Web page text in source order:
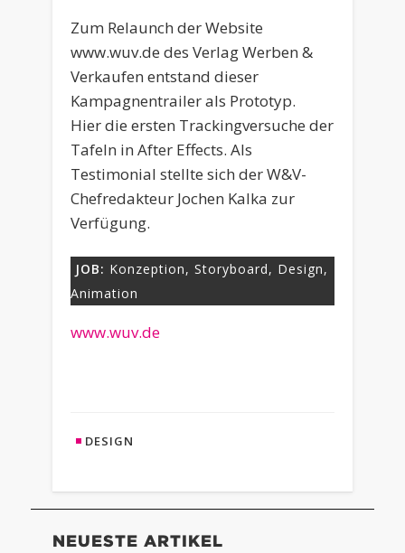
Zum Relaunch der Website
www.wuv.de des Verlag Werben &
Verkaufen entstand dieser
Kampagnentrailer als Prototyp.
Hier die ersten Trackingversuche der
Tafeln in After Effects. Als
Testimonial stellte sich der W&V-
Chefredakteur Jochen Kalka zur
Verfügung.
JOB: Konzeption, Storyboard, Design,
Animation
www.wuv.de
DESIGN
NEUESTE ARTIKEL